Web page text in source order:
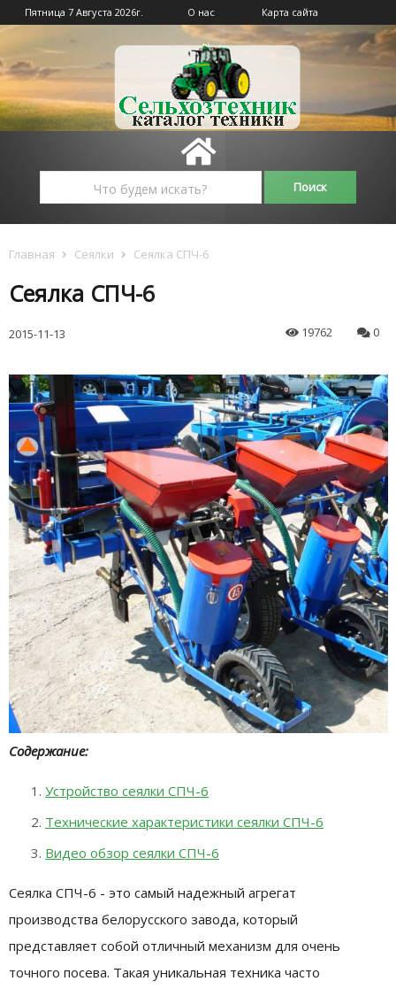
Пятница 7 Августа 2026г. О нас Карта сайта
Главная Сеялки Сеялка СПЧ-6
Сеялка СПЧ-6
2015-11-13 19762 0
Содержание:
Устройство сеялки СПЧ-6
Технические характеристики сеялки СПЧ-6
Видео обзор сеялки СПЧ-6
Сеялка СПЧ-6 - это самый надежный агрегат
производства белорусского завода, который
представляет собой отличный механизм для очень
точного посева. Такая уникальная техника часто